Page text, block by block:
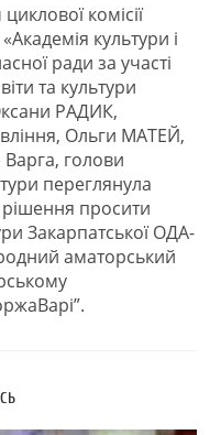
комісії
культури і
ради за участі
та культури
РАДИК,
Ольги МАТЕЙ,
Варга, голови
переглянула
рішення просити
Закарпатської ОДА-
аматорський